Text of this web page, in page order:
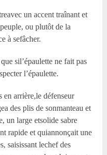
un accent traînant et
ou plutôt de la
à sefâcher.
sil’épaulette ne fait pas
l’épaulette.
en arrière,le défenseur
des plis de sonmanteau et
un large etsolide sabre
rapide et quiannonçait une
saisissant lechef des